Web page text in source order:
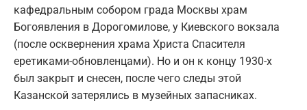
кафедральным собором града Москвы храм
Богоявления в Дорогомилове, у Киевского вокзала
(после осквернения храма Христа Спасителя
еретиками-обновленцами). Но и он к концу 1930-х
был закрыт и снесен, после чего следы этой
Казанской затерялись в музейных запасниках.